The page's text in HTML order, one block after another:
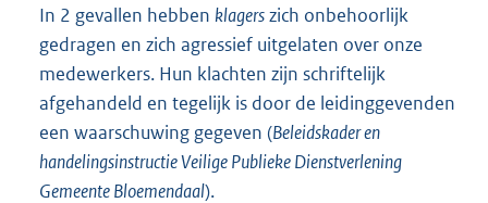
In 2 gevallen hebben klagerszich onbehoorlijk
gedragen en zich agressief uitgelaten over onze
medewerkers. Hun klachten zijn schriftelijk
afgehandeld en tegelijk is door de leidinggevenden
een waarschuwing gegeven (Beleidskader en
handelingsinstructie Veilige Publieke Dienstverlening
Gemeente Bloemendaal).